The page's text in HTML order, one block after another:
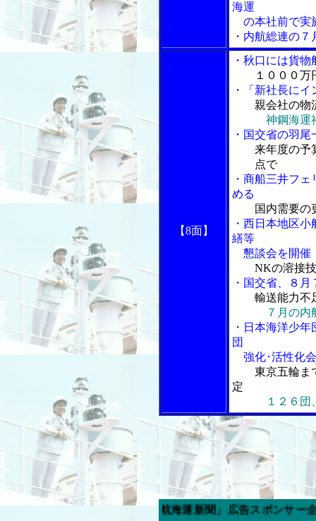
海運
の本社前で実
・内航総連の
【8面】
・秋口には貨
１０００万
・「新社長に
親会社の物
神鋼海
・国交省の羽
来年度の予
点で
・商船三井フ
める
国内需要の
・西日本地区
繕等
懇談会を開催
NKの溶接
・国交省、８
輸送能力不
７月の
・日本海洋少
団
強化･活性化
東京五輪ま
定
１２６団
今週の「内航海運新聞」広告スポンサー企業